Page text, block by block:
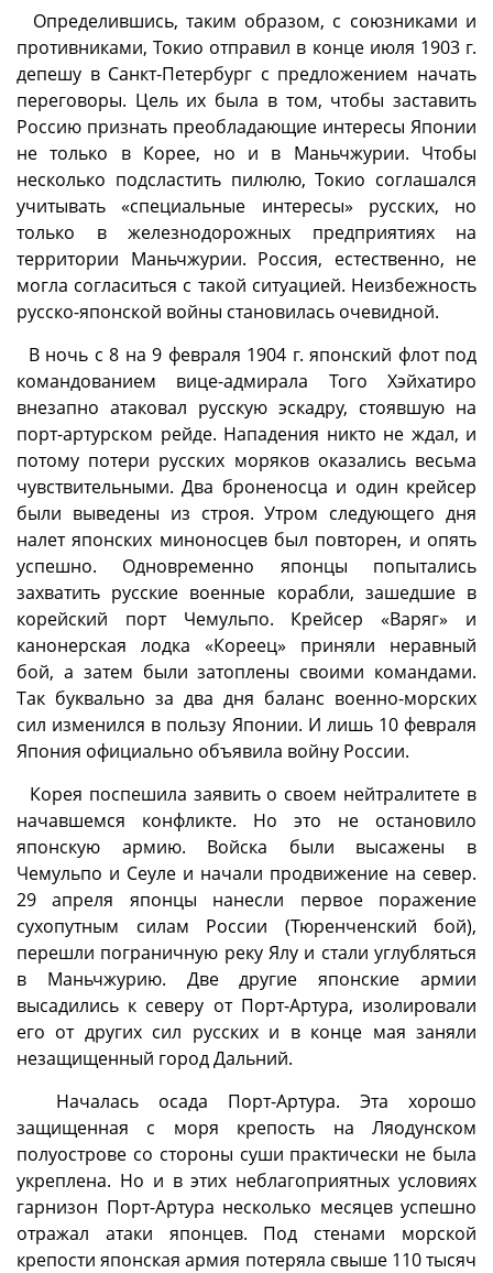
Определившись, таким образом, с союзниками и
противниками, Токио отправил в конце июля 1903 г.
депешу в Санкт-Петербург с предложением начать
переговоры. Цель их была в том, чтобы заставить
Россию признать преобладающие интересы Японии
не только в Корее, но и в Маньчжурии. Чтобы
несколько подсластить пилюлю, Токио соглашался
учитывать «специальные интересы» русских, но
только в железнодорожных предприятиях на
территории Маньчжурии. Россия, естественно, не
могла согласиться с такой ситуацией. Неизбежность
русско-японской войны становилась очевидной.
В ночь с 8 на 9 февраля 1904 г. японский флот под
командованием вице-адмирала Того Хэйхатиро
внезапно атаковал русскую эскадру, стоявшую на
порт-артурском рейде. Нападения никто не ждал, и
потому потери русских моряков оказались весьма
чувствительными. Два броненосца и один крейсер
были выведены из строя. Утром следующего дня
налет японских миноносцев был повторен, и опять
успешно. Одновременно японцы попытались
захватить русские военные корабли, зашедшие в
корейский порт Чемульпо. Крейсер «Варяг» и
канонерская лодка «Кореец» приняли неравный
бой, а затем были затоплены своими командами.
Так буквально за два дня баланс военно-морских
сил изменился в пользу Японии. И лишь 10 февраля
Япония официально объявила войну России.
Корея поспешила заявить о своем нейтралитете в
начавшемся конфликте. Но это не остановило
японскую армию. Войска были высажены в
Чемульпо и Сеуле и начали продвижение на север.
29 апреля японцы нанесли первое поражение
сухопутным силам России (Тюренченский бой),
перешли пограничную реку Ялу и стали углубляться
в Маньчжурию. Две другие японские армии
высадились к северу от Порт-Артура, изолировали
его от других сил русских и в конце мая заняли
незащищенный город Дальний.
Началась осада Порт-Артура. Эта хорошо
защищенная с моря крепость на Ляодунском
полуострове со стороны суши практически не была
укреплена. Но и в этих неблагоприятных условиях
гарнизон Порт-Артура несколько месяцев успешно
отражал атаки японцев. Под стенами морской
крепости японская армия потеряла свыше 110 тысяч